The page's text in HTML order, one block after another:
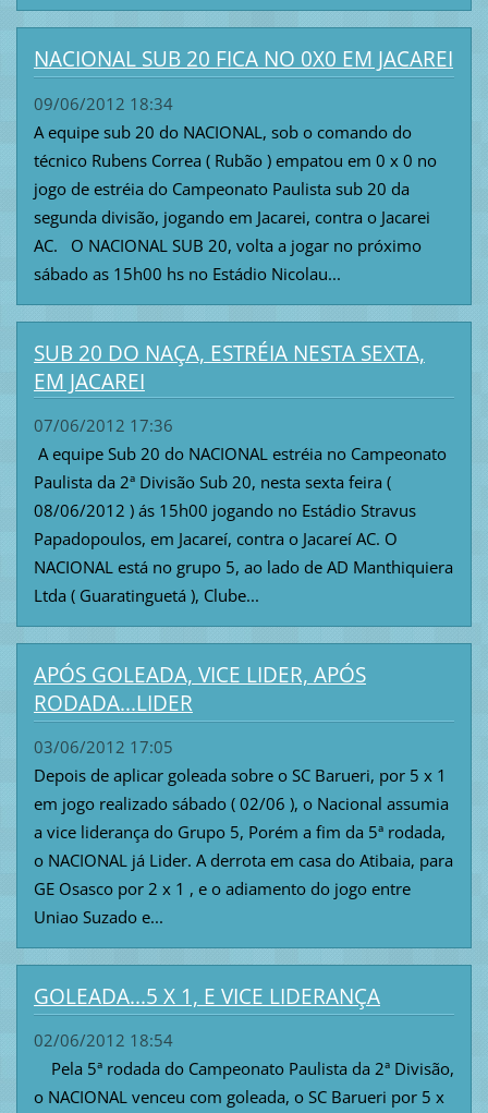
NACIONAL SUB 20 FICA NO 0X0 EM JACAREI
09/06/2012 18:34
A equipe sub 20 do NACIONAL, sob o comando do
técnico Rubens Correa ( Rubão ) empatou em 0 x 0 no
jogo de estréia do Campeonato Paulista sub 20 da
segunda divisão, jogando em Jacarei, contra o Jacarei
AC. O NACIONAL SUB 20, volta a jogar no próximo
sábado as 15h00 hs no Estádio Nicolau...
SUB 20 DO NAÇA, ESTRÉIA NESTA SEXTA,
EM JACAREI
07/06/2012 17:36
A equipe Sub 20 do NACIONAL estréia no Campeonato
Paulista da 2ª Divisão Sub 20, nesta sexta feira (
08/06/2012 ) ás 15h00 jogando no Estádio Stravus
Papadopoulos, em Jacareí, contra o Jacareí AC. O
NACIONAL está no grupo 5, ao lado de AD Manthiquiera
Ltda ( Guaratinguetá ), Clube...
APÓS GOLEADA, VICE LIDER, APÓS
RODADA...LIDER
03/06/2012 17:05
Depois de aplicar goleada sobre o SC Barueri, por 5 x 1
em jogo realizado sábado ( 02/06 ), o Nacional assumia
a vice liderança do Grupo 5, Porém a fim da 5ª rodada,
o NACIONAL já Lider. A derrota em casa do Atibaia, para
GE Osasco por 2 x 1 , e o adiamento do jogo entre
Uniao Suzado e...
GOLEADA...5 X 1, E VICE LIDERANÇA
02/06/2012 18:54
Pela 5ª rodada do Campeonato Paulista da 2ª Divisão,
o NACIONAL venceu com goleada, o SC Barueri por 5 x